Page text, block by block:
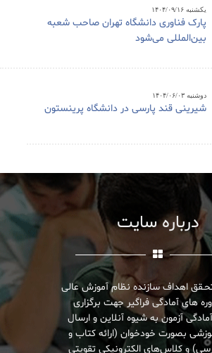
یکشنبه ۱۴۰۴/۰۹/۱۶
پارک فناوری دانشگاه تهران صاحب شعبه
بین‌المللی می‌شود
دوشنبه ۱۴۰۴/۰۶/۰۳
شیرینی قند پارسی در دانشگاه پرینستون
درباره سایت
اهداف سازنده نظام آموزش عالی
های آمادگی فراگیر جهت برگزاری
آزمون به شیوه آنلاین و ارسال
بصورت خودخوان (ارائه کتاب و
و کلاس‌های الکترونیکی تقویتی